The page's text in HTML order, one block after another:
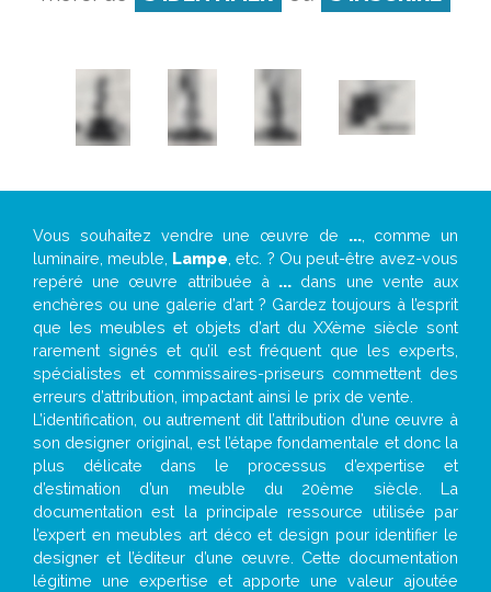
Vous souhaitez vendre une œuvre de ..., comme un
luminaire, meuble, Lampe , etc. ? Ou peut-être avez-vous
repéré une œuvre attribuée à ... dans une vente aux
enchères ou une galerie d’art ? Gardez toujours à l’esprit
que les meubles et objets d’art du XXème siècle sont
rarement signés et qu’il est fréquent que les experts,
spécialistes et commissaires-priseurs commettent des
erreurs d’attribution, impactant ainsi le prix de vente.
L’identification, ou autrement dit l’attribution d’une œuvre à
son designer original, est l’étape fondamentale et donc la
plus délicate dans le processus d’expertise et
d’estimation d’un meuble du 20ème siècle. La
documentation est la principale ressource utilisée par
l’expert en meubles art déco et design pour identifier le
designer et l’éditeur d’une œuvre. Cette documentation
légitime une expertise et apporte une valeur ajoutée